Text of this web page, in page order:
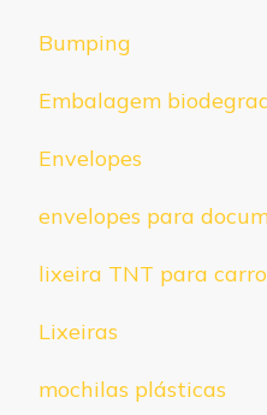
Bumping
Embalagem
Envelopes
envelopes para
lixeira TNT para carro
Lixeiras
mochilas plásticas